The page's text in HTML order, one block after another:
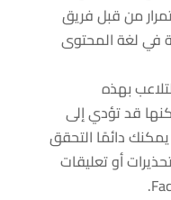
من قبل فريق
في لغة المحتوى
بهذه
قد تؤدي إلى
دائمًا التحقق
أو تعليقات